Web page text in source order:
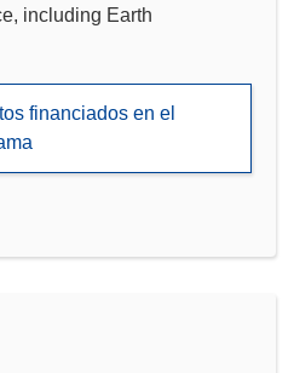
including Earth
financiados en el